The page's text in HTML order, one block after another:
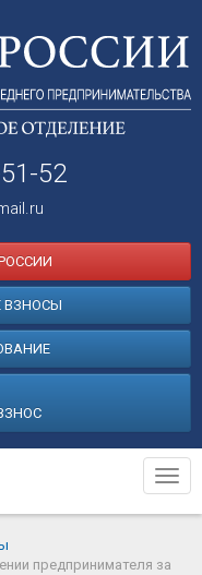
52
ВЗНОСЫ
предпринимателя за